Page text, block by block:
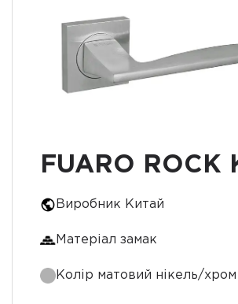
FUARO ROCK
Виробник Китай
Матеріал замак
Колір матовий нікель/хром